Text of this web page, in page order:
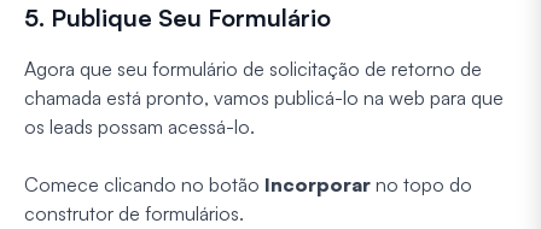
5. Publique Seu Formulário
Agora que seu formulário de solicitação de retorno de
chamada está pronto, vamos publicá-lo na web para que
os leads possam acessá-lo.
Comece clicando no botão Incorporar no topo do
construtor de formulários.